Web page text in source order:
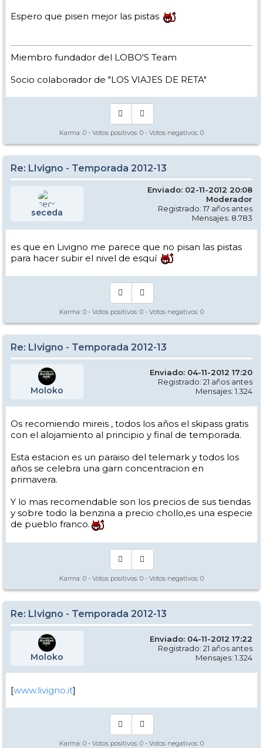
Espero que pisen mejor las pistas
Miembro fundador del LOBO'S Team
Socio colaborador de "LOS VIAJES DE RETA"
Karma: 0 - Votos positivos: 0 - Votos negativos: 0
Re: LIvigno - Temporada 2012-13
seceda
Enviado: 02-11-2012 20:08
Moderador
Registrado: 17 años antes
Mensajes: 8.783
es que en Livigno me parece que no pisan las pistas
para hacer subir el nivel de esquí
Karma: 0 - Votos positivos: 0 - Votos negativos: 0
Re: LIvigno - Temporada 2012-13
Moloko
Enviado: 04-11-2012 17:20
Registrado: 21 años antes
Mensajes: 1.324
Os recomiendo mireis , todos los años el skipass gratis
con el alojamiento al principio y final de temporada.
Esta estacion es un paraiso del telemark y todos los
años se celebra una garn concentracion en
primavera.
Y lo mas recomendable son los precios de sus tiendas
y sobre todo la benzina a precio chollo,es una especie
de pueblo franco.
Karma: 0 - Votos positivos: 0 - Votos negativos: 0
Re: LIvigno - Temporada 2012-13
Moloko
Enviado: 04-11-2012 17:22
Registrado: 21 años antes
Mensajes: 1.324
[www.livigno.it]
Karma: 0 - Votos positivos: 0 - Votos negativos: 0